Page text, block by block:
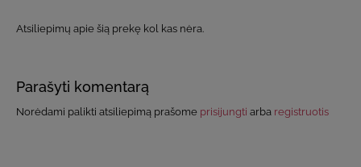
Atsiliepimų apie šią prekę kol kas nėra.
Parašyti komentarą
Norėdami palikti atsiliepimą prašome prisijungti arba registruotis